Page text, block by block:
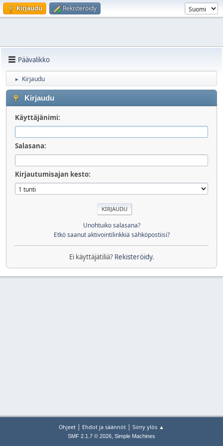
Kirjaudu Rekisteröidy
Päävalikko
► Kirjaudu
Kirjaudu
Käyttäjänimi:
Salasana:
Kirjautumisajan kesto:
Unohtuiko salasana?
Etkö saanut aktivointilinkkiä sähköpostiisi?
Ei käyttäjätiliä? Rekisteröidy.
Ohjeet | Ehdot ja säännöt | Siirry ylös ▲
SMF 2.1.7 © 2026, Simple Machines